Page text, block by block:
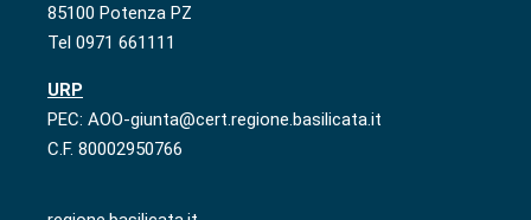
85100 Potenza PZ
Tel 0971 661111
URP
PEC: AOO-giunta@cert.regione.basilicata.it
C.F. 80002950766